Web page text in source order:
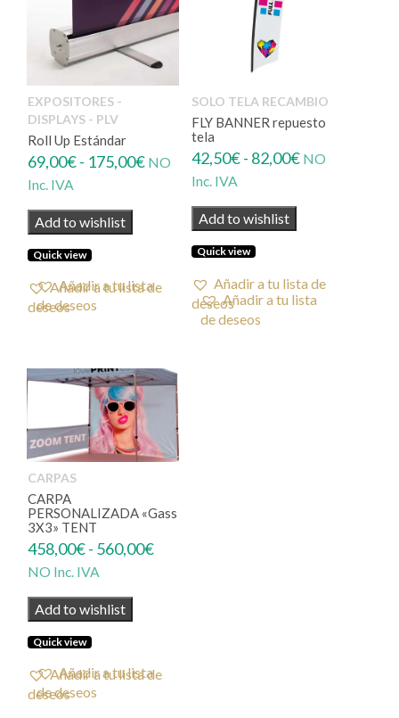
EXPOSITORES -
DISPLAYS - PLV
Roll Up Estándar
69,00€- 175,00€Rango
precios:
69,00€
175,00€
NO
Inc. IVA
Add to wishlist
Quick view
Añadir a tu lista de
deseos
SOLO TELA RECAMBIO
FLY BANNER repuesto
tela
42,50€- 82,00€Rango
82,00€
NO
Inc. IVA
Add to wishlist
Quick view
Añadir a tu lista de
deseos
CARPAS
CARPA
PERSONALIZADA «Gass
3X3» TENT
458,00€- 560,00€Rango
560,00€
NO Inc. IVA
Add to wishlist
Quick view
Añadir a tu lista de
deseos